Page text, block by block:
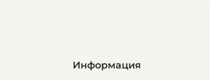
Информация